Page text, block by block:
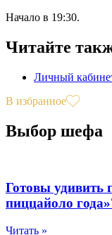
Начало в 19:30.
Читайте
Личный
В избранное
Выбор шефа
Готовы удивить
пиццайоло
Читать »